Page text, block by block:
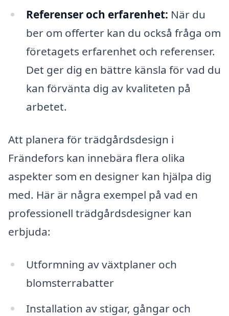
Referenser och erfarenhet: När du
ber om offerter kan du också fråga om
företagets erfarenhet och referenser.
Det ger dig en bättre känsla för vad du
kan förvänta dig av kvaliteten på
arbetet.
Att planera för trädgårdsdesign i
Frändefors kan innebära flera olika
aspekter som en designer kan hjälpa dig
med. Här är några exempel på vad en
professionell trädgårdsdesigner kan
erbjuda:
Utformning av växtplaner och
blomsterrabatter
Installation av stigar, gångar och